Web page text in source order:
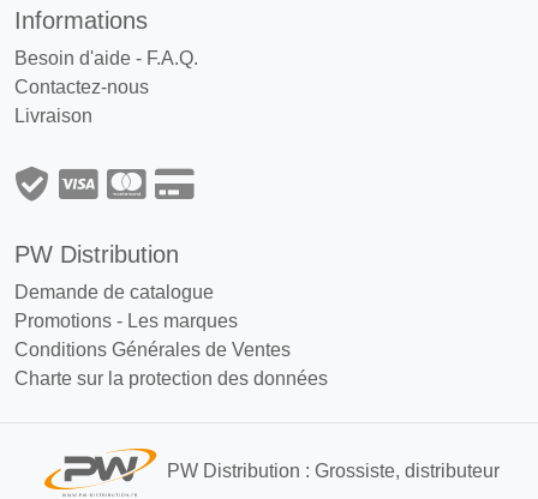
Informations
Besoin d'aide - F.A.Q.
Contactez-nous
Livraison
PW Distribution
Demande de catalogue
Promotions - Les marques
Conditions Générales de Ventes
Charte sur la protection des données
PW Distribution : Grossiste, distributeur